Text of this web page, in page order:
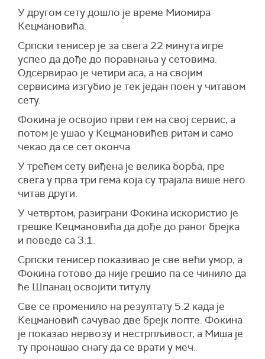
У другом сету дошло је време Миомира
Кецмановића.
Српски тенисер је за свега 22 минута игре
успео да дође до поравнања у сетовима.
Одсервирао је четири аса, а на својим
сервисима изгубио је тек један поен у читавом
сету.
Фокина је освојио први гем на свој сервис, а
потом је ушао у Кецмановићев ритам и само
чекао да се сет оконча.
У трећем сету виђена је велика борба, пре
свега у прва три гема која су трајала више него
читав други.
У четвртом, разиграни Фокина искористио је
грешке Кецмановића да дође до раног брејка
и поведе са 3:1.
Српски тенисер показивао је све већи умор, а
Фокина готово да није грешио па се чинило да
ће Шпанац освојити титулу.
Све се променило на резултату 5:2 када је
Кецмановић сачувао две брејк лопте. Фокина
је показао нервозу и нестрпљивост, а Миша је
ту пронашао снагу да се врати у меч.